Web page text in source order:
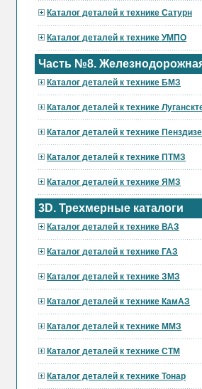
Каталог деталей к технике Сатурн
Каталог деталей к технике УМПО
Часть №8.
Каталог деталей к технике БМЗ
Каталог деталей к технике
Каталог деталей к технике
Каталог деталей к технике ПТМЗ
Каталог деталей к технике ЯМЗ
3D. Трехмерные каталоги
Каталог деталей к технике ВАЗ
Каталог деталей к технике ГАЗ
Каталог деталей к технике ЗМЗ
Каталог деталей к технике КамАЗ
Каталог деталей к технике ММЗ
Каталог деталей к технике СТМ
Каталог деталей к технике Тонар